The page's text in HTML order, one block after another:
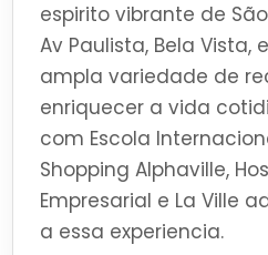
espirito vibrante de
Av Paulista, Bela Vista,
ampla variedade de
enriquecer a vida
com Escola
Shopping Alphaville,
Empresarial e La Ville
a essa experiencia.